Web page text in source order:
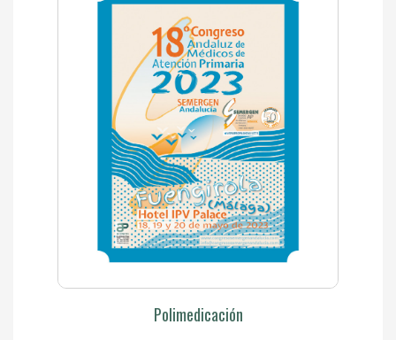
Polimedicación